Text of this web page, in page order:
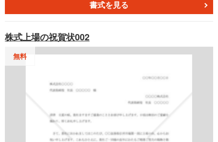
書式を見る
株式上場の祝賀状002
無料